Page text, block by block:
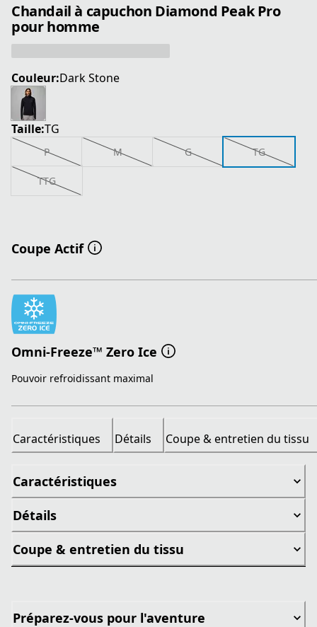
Chandail à capuchon Diamond Peak Pro
pour homme
Couleur:Dark Stone
Taille:TG
P M G TG
TTG
Coupe Actif
Omni-Freeze™ Zero Ice
Pouvoir refroidissant maximal
Caractéristiques Détails Coupe & entretien du tissu
Caractéristiques
Détails
Coupe & entretien du tissu
Préparez-vous pour l'aventure